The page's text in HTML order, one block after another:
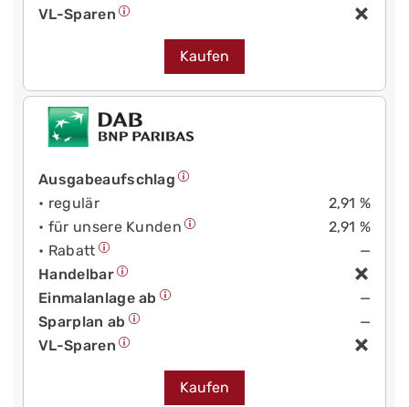
VL-Sparen
Kaufen
Ausgabeaufschlag
• regulär
2,91 %
• für unsere Kunden
2,91 %
• Rabatt
—
Handelbar
Einmalanlage ab
—
Sparplan ab
—
VL-Sparen
Kaufen